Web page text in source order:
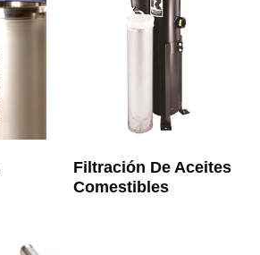
Filtración De Aceites
Comestibles